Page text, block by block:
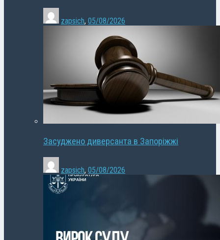
zapsich, 05/08/2026
Засуджено диверсанта в Запоріжжі
zapsich, 05/08/2026